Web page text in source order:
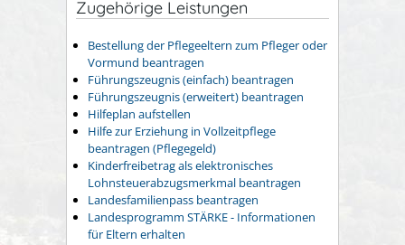
Zugehörige Leistungen
Bestellung der Pflegeeltern zum Pfleger oder
Vormund beantragen
Führungszeugnis (einfach) beantragen
Führungszeugnis (erweitert) beantragen
Hilfeplan aufstellen
Hilfe zur Erziehung in Vollzeitpflege
beantragen (Pflegegeld)
Kinderfreibetrag als elektronisches
Lohnsteuerabzugsmerkmal beantragen
Landesfamilienpass beantragen
Landesprogramm STÄRKE - Informationen
für Eltern erhalten